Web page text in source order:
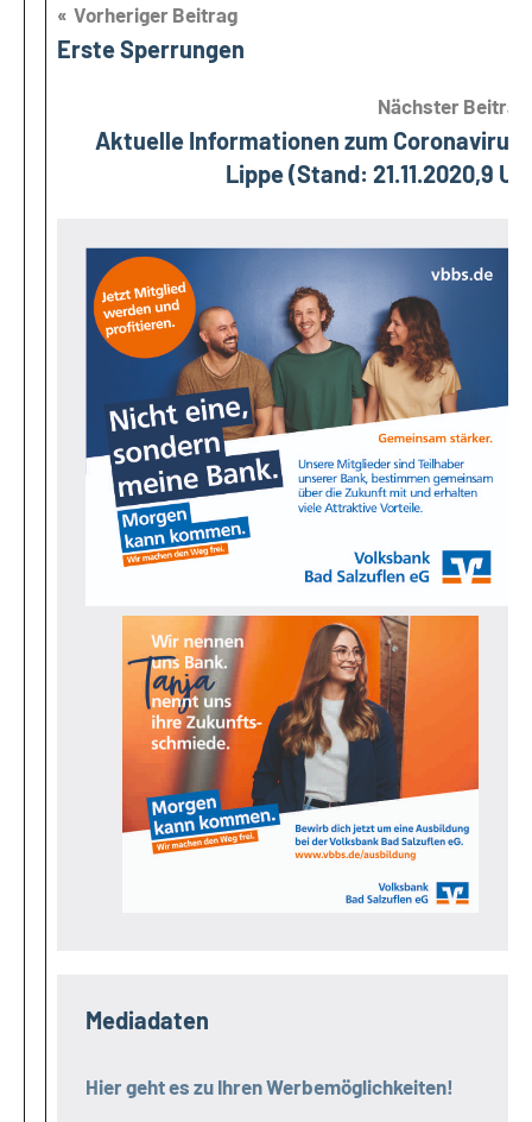
Beitragsnavigation
Vorheriger Beitrag
Erste Sperrungen
Nächster Beitrag
Aktuelle Informationen zum Coronavirus
Lippe (Stand: 21.11.2020,9
Mediadaten
Hier geht es zu Ihren Werbemöglichkeiten!